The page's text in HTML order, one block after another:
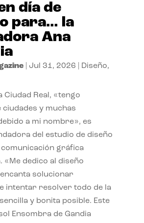
día de
para… la
Ana
| Jul 31, 2026 Diseño,
Ciudad Real, «tengo
ciudades y muchas
a mi nombre», es
del estudio de diseño
gráfica
«Me dedico al diseño
solucionar
intentar resolver todo de la
y bonita posible. Este
Ensombra de Gandia